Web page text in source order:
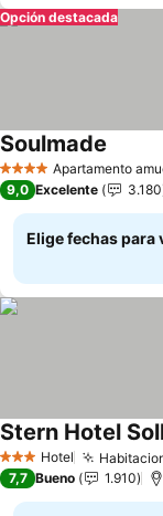
Opción destacada
4 EstrellasApartamento
Soulmade
9,0 Excelente 3.180
Elige fechas para
3 Estrellas
Hotel
Stern Hotel
7,7 Bueno 1.910